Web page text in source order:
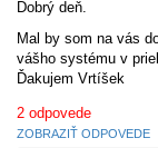
Dobrý deň.
Mal by som na vás
vášho systému v
Ďakujem Vrtíšek
2 odpovede
ZOBRAZIŤ ODPOVEDE